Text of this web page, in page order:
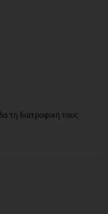
τη διατροφική τους